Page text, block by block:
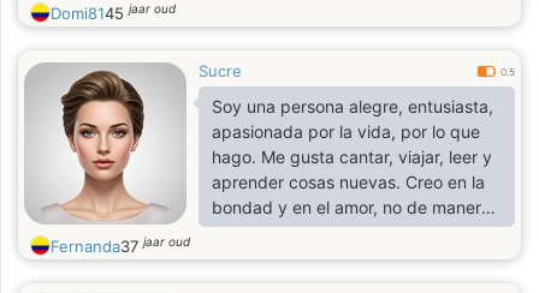
Domi8145jaar oud
Sucre 0.5
Soy una persona alegre, entusiasta,
apasionada por la vida, por lo que
hago. Me gusta cantar, viajar, leer y
aprender cosas nuevas. Creo en la
bondad y en el amor, no de manera
romántica y erótica meramente, sino
en lo que podemos brindar y
Fernanda37jaar oud